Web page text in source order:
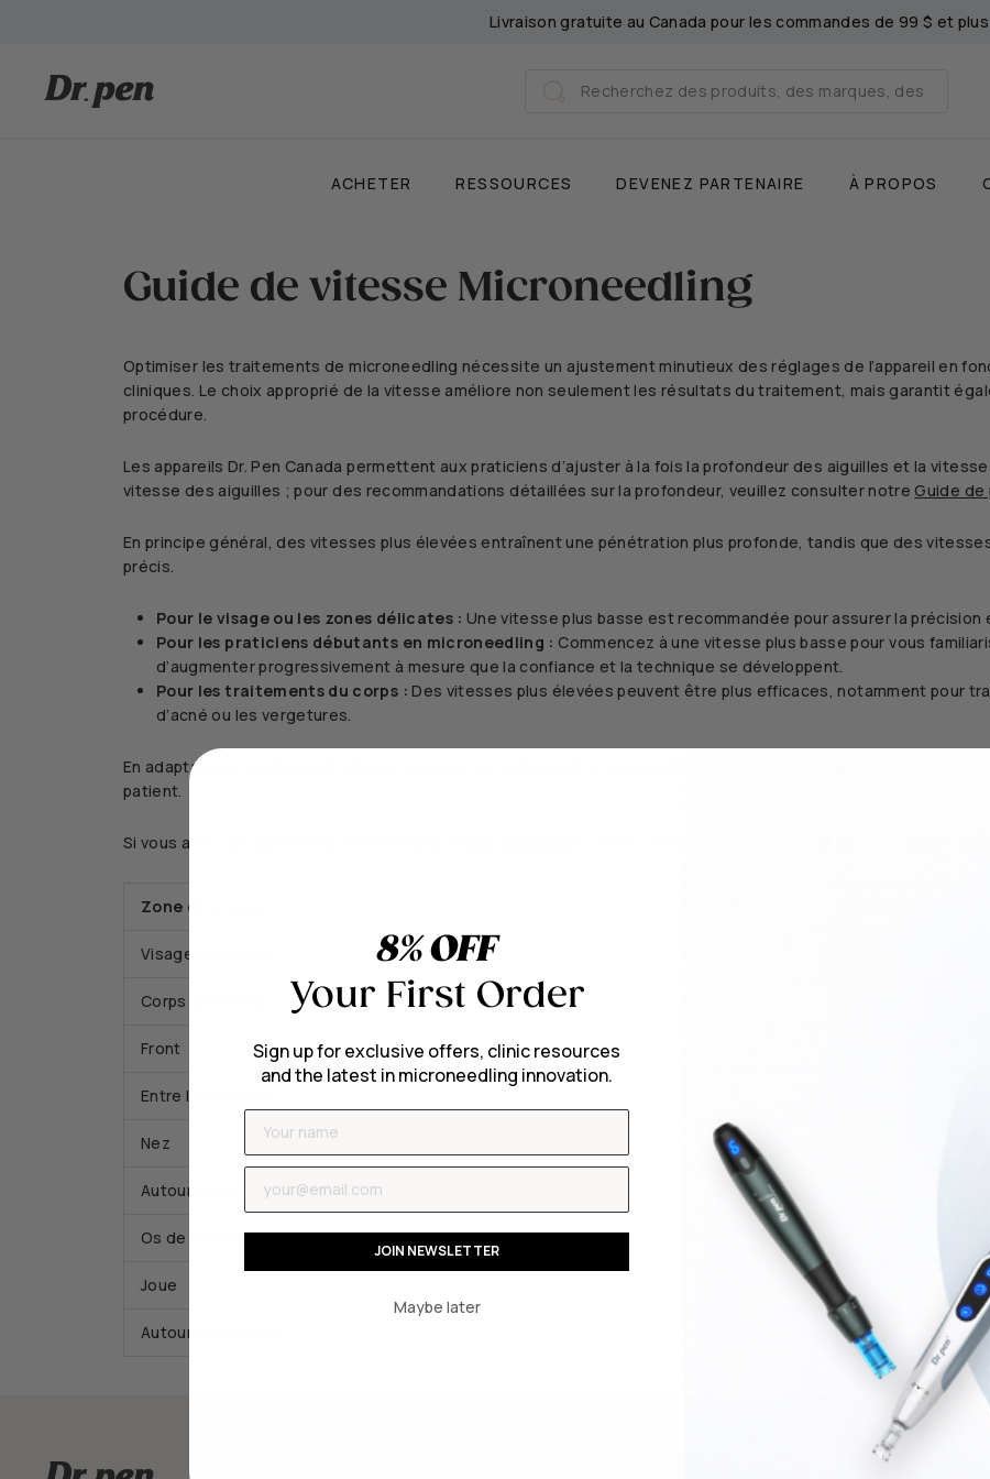
diaporama
Livraison gratuite au Canada pour les commandes de 99 $ et plus
D
ACHETER RESSOURCES DEVENEZ PARTENAIRE À PROPOS
Guide de vitesse Microneedling
Optimiser les traitements de microneedling nécessite un ajustement minutieux des réglages de l’appareil en
cliniques. Le choix approprié de la vitesse améliore non seulement les résultats du traitement, mais garantit
procédure.
Les appareils Dr. Pen Canada permettent aux praticiens d’ajuster à la fois la profondeur des aiguilles et la
vitesse des aiguilles ; pour des recommandations détaillées sur la profondeur, veuillez consulter notre Guide
En principe général, des vitesses plus élevées entraînent une pénétration plus profonde, tandis que des
précis.
Pour le visage ou les zones délicates : Une vitesse plus basse est recommandée pour assurer la
Pour les praticiens débutants en microneedling : Commencez à une vitesse plus basse pour vous
d’augmenter progressivement à mesure que la confiance et la technique se développent.
Pour les traitements du corps : Des vitesses plus élevées peuvent être plus efficaces, notamment pour
d’acné ou les vergetures.
En adaptant les réglages de vitesse à la zone de traitement et à la condition, les praticiens peuvent optimiser
patient.
Si vous avez des questions, n’hésitez pas à - notre conseiller beauté interne et notre équipe
Zone de la peau
Visage (Général)
Corps (Général)
Front
Entre les sourcils
Nez
Autour des yeux
Os de la joue
Joue
Autour des lèvres
8% OFF
Your First Order
Sign up for exclusive offers, clinic resources
and the latest in microneedling innovation.
Name
Email
JOIN NEWSLETTER
Maybe later